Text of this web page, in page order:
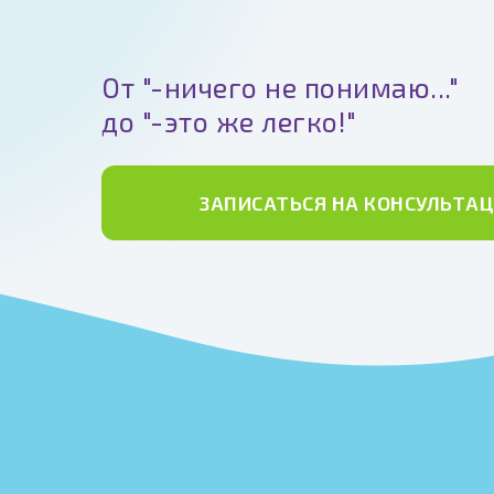
От "-ничего не понимаю..."
до "-это же легко!"
ЗАПИСАТЬСЯ НА